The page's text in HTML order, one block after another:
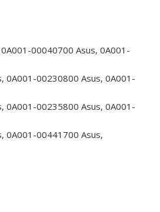
00040700 Asus, 0A001-
0A001-00230800 Asus, 0A001-
0A001-00235800 Asus, 0A001-
0A001-00441700 Asus,